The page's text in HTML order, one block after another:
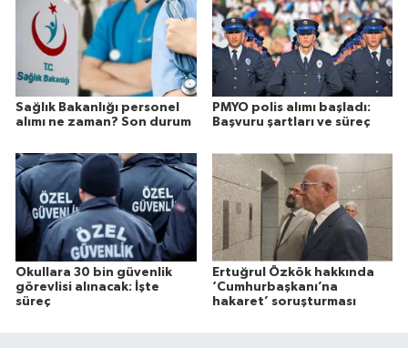
Sağlık Bakanlığı personel
alımı ne zaman? Son durum
PMYO polis alımı başladı:
Başvuru şartları ve süreç
Okullara 30 bin güvenlik
görevlisi alınacak: İşte
süreç
Ertuğrul Özkök hakkında
‘Cumhurbaşkanı’na
hakaret’ soruşturması